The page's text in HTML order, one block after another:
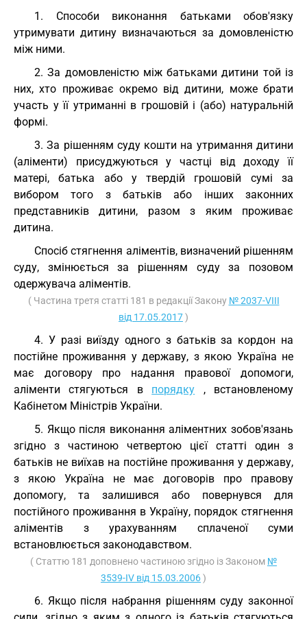
1. Способи виконання батьками обов'язку
утримувати дитину визначаються за домовленістю
між ними.
2. За домовленістю між батьками дитини той із
них, хто проживає окремо від дитини, може брати
участь у її утриманні в грошовій і (або) натуральній
формі.
3. За рішенням суду кошти на утримання дитини
(аліменти) присуджуються у частці від доходу її
матері, батька або у твердій грошовій сумі за
вибором того з батьків або інших законних
представників дитини, разом з яким проживає
дитина.
Спосіб стягнення аліментів, визначений рішенням
суду, змінюється за рішенням суду за позовом
одержувача аліментів.
( Частина третя статті 181 в редакції Закону № 2037-VIII
від 17.05.2017)
4. У разі виїзду одного з батьків за кордон на
постійне проживання у державу, з якою Україна не
має договору про надання правової допомоги,
аліменти стягуються в порядку , встановленому
Кабінетом Міністрів України.
5. Якщо після виконання аліментних зобов'язань
згідно з частиною четвертою цієї статті один з
батьків не виїхав на постійне проживання у державу,
з якою Україна не має договорів про правову
допомогу, та залишився або повернувся для
постійного проживання в Україну, порядок стягнення
аліментів з урахуванням сплаченої суми
встановлюється законодавством.
( Статтю 181 доповнено частиною згідно із Законом №
3539-IV від 15.03.2006)
6. Якщо після набрання рішенням суду законної